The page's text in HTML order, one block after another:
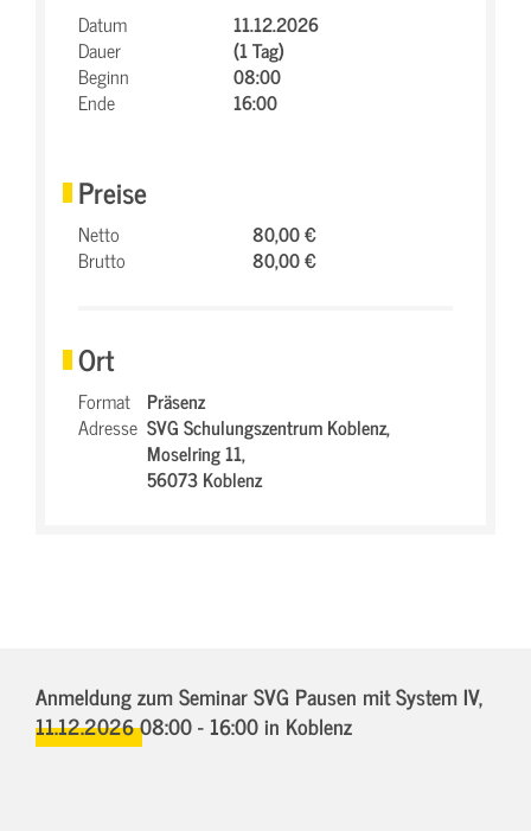
Datum
11.12.2026
Dauer
(1 Tag)
Beginn
08:00
Ende
16:00
Preise
Netto
80,00 €
Brutto
80,00 €
Ort
Format Präsenz
Adresse SVG Schulungszentrum Koblenz,
Moselring 11,
56073 Koblenz
Anmeldung zum Seminar SVG Pausen mit System IV,
11.12.2026 08:00 - 16:00in Koblenz